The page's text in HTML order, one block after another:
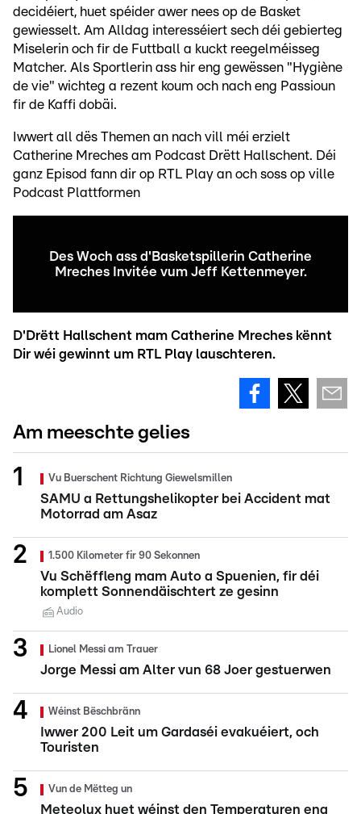
decidéiert, huet spéider awer nees op de Basket
gewiesselt. Am Alldag interesséiert sech déi gebierteg
Miselerin och fir de Futtball a kuckt reegelméisseg
Matcher. Als Sportlerin ass hir eng gewëssen "Hygiène
de vie" wichteg a rezent koum och nach eng Passioun
fir de Kaffi dobäi.
Iwwert all dës Themen an nach vill méi erzielt
Catherine Mreches am Podcast Drëtt Hallschent. Déi
ganz Episod fann dir op RTL Play an och soss op ville
Podcast Plattformen
Des Woch ass d'Basketspillerin Catherine
Mreches Invitée vum Jeff Kettenmeyer.
D'Drëtt Hallschent mam Catherine Mreches kënnt
Dir wéi gewinnt um RTL Play lauschteren.
Am meeschte gelies
Vu Buerschent Richtung Giewelsmillen
SAMU a Rettungshelikopter bei Accident mat
Motorrad am Asaz
1.500 Kilometer fir 90 Sekonnen
Vu Schëffleng mam Auto a Spuenien, fir déi
komplett Sonnendäischtert ze gesinn
Audio
Lionel Messi am Trauer
Jorge Messi am Alter vun 68 Joer gestuerwen
Wéinst Bëschbränn
Iwwer 200 Leit um Gardaséi evakuéiert, och
Touristen
Vun de Mëtteg un
Meteolux huet wéinst den Temperaturen eng